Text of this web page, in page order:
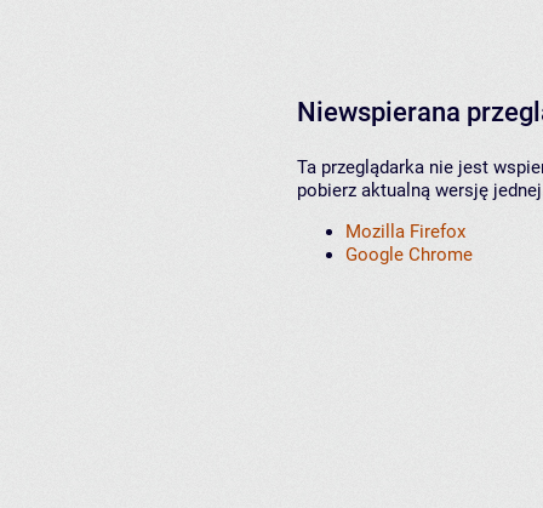
Niewspierana
Ta przeglądarka nie jest
pobierz aktualną wersję
Mozilla Firefox
Google Chrome